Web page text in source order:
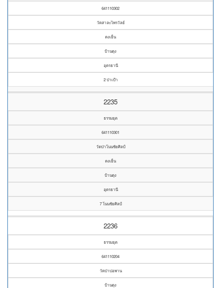
641110302
วัดสาละไพรวัลย์
ดงเย็น
บ้านดุง
อุดรธานี
2 ป่าเป้า
2235
ธรรมยุต
641110301
วัดป่าโนนชัยศิลป์
ดงเย็น
บ้านดุง
อุดรธานี
7 โนนชัยศิลป์
2236
ธรรมยุต
641110204
วัดป่าปอพาน
บ้านดุง